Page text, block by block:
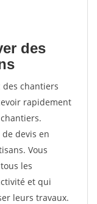
des
des chantiers
rapidement
devis en
Vous
les
et qui
leurs travaux.